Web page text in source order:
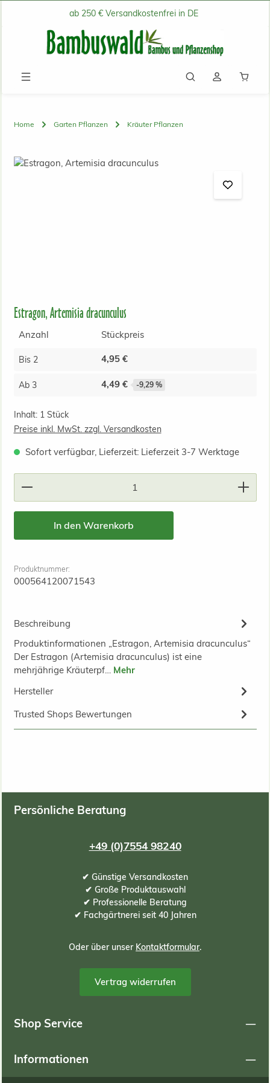
Zum Hauptinhalt springenab 250 € Versandkostenfrei in DE
Home Garten Pflanzen Kräuter Pflanzen
Bildergalerie überspringen
Estragon, Artemisia dracunculus
Anzahl Stückpreis
Bis 2 4,95 €
Ab 3 4,49 € -9,29 %
Inhalt: 1 Stück
Preise inkl. MwSt. zzgl. Versandkosten
Sofort verfügbar, Lieferzeit: Lieferzeit 3-7 Werktage
Produkt Anzahl: Gib den gewünschten Wert ein
In den Warenkorb
Produktnummer:
000564120071543
Beschreibung
Produktinformationen „Estragon, Artemisia dracunculus“
Der Estragon (Artemisia dracunculus) ist eine
mehrjährige Kräuterpf… Mehr
Hersteller
Trusted Shops Bewertungen
Persönliche Beratung
+49 (0)7554 98240
✔ Günstige Versandkosten
✔ Große Produktauswahl
✔ Professionelle Beratung
✔ Fachgärtnerei seit 40 Jahren
Oder über unser Kontaktformular.
Vertrag widerrufen
Shop Service
Informationen